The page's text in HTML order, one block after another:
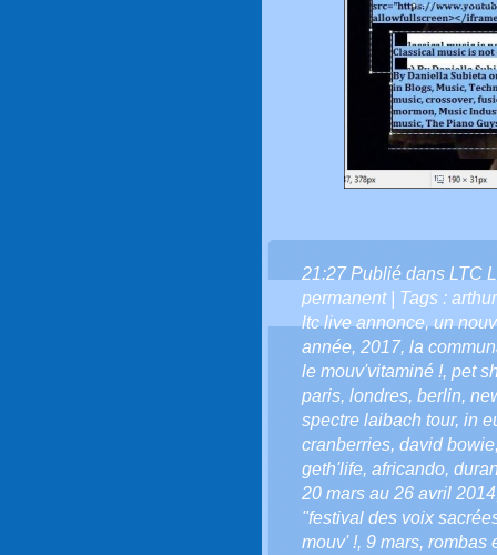
21:27 Publié dans LTC
permanent| Tags :
ltc live annonce,un
année, 2017, la
le mouv'vitaminé !, pet
paris, londres, berlin,
spectre laibach tour, in
cranberries, david bowie
geth'life, africando,
20 mars au 26 avril 2014
"festival des voix
mouv' !, 9 mars, rombas